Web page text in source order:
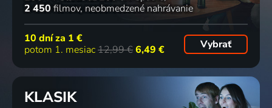
2 450 filmov neobmedzené nahrávanie
10 dní za 1 €
potom 1. mesiac12,99 €6,49 € Vybrať
KLASIK